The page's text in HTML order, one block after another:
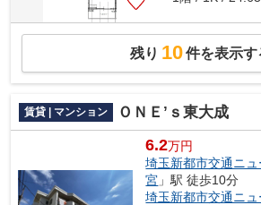
残り 10件を表示す
賃貸 | マンション ＯＮＥ’ｓ東大成
6.2万円
埼玉新都市交通ニ
宮 」駅 徒歩10分
埼玉新都市交通ニ